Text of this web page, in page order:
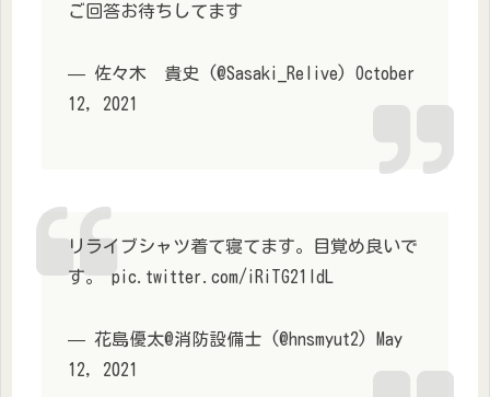
ご回答お待ちしてます
— 佐々木 貴史 (@Sasaki_Relive) October
12, 2021
リライブシャツ着て寝てます。目覚め良いで
す。 pic.twitter.com/iRiTG21IdL
— 花島優太@消防設備士 (@hnsmyut2) May
12, 2021